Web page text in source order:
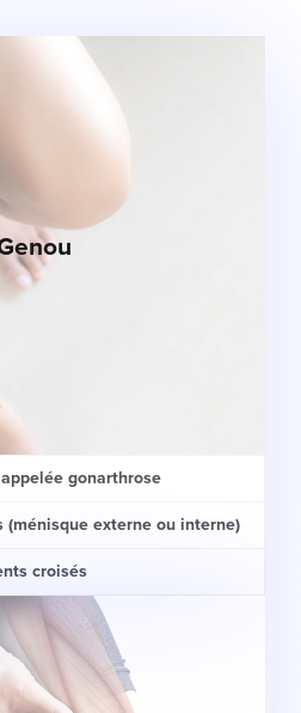
gonarthrose
(ménisque externe ou interne)
croisés